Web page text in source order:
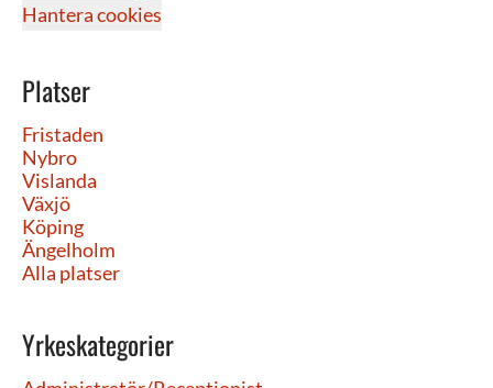
Hantera cookies
Platser
Fristaden
Nybro
Vislanda
Växjö
Köping
Ängelholm
Alla platser
Yrkeskategorier